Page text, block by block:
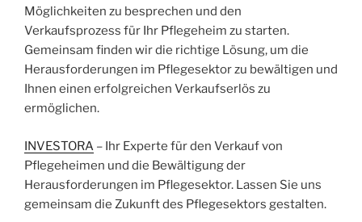
Möglichkeiten zu besprechen und den
Verkaufsprozess für Ihr Pflegeheim zu starten.
Gemeinsam finden wir die richtige Lösung, um die
Herausforderungen im Pflegesektor zu bewältigen und
Ihnen einen erfolgreichen Verkaufserlös zu
ermöglichen.
INVESTORA – Ihr Experte für den Verkauf von
Pflegeheimen und die Bewältigung der
Herausforderungen im Pflegesektor. Lassen Sie uns
gemeinsam die Zukunft des Pflegesektors gestalten.